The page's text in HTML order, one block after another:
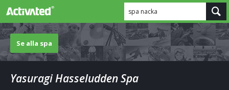
spa nacka
Se alla spa
Yasuragi Hasseludden Spa